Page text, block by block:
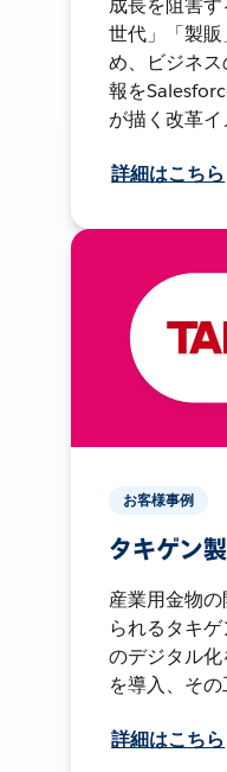
成長を阻害す
世代」「製
め、ビジネ
報を
が描く改革イ
詳細はこちら
お客様事例
タキゲン
産業用金物
られるタキ
のデジタル
を導入、その
詳細はこちら